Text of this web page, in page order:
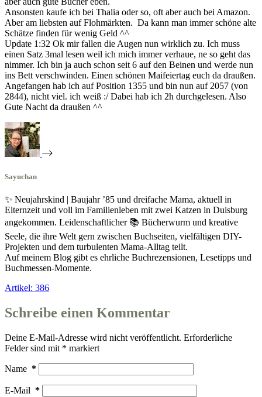
Ansonsten kaufe ich bei Thalia oder so, oft aber auch bei Amazon.
Aber am liebsten auf Flohmärkten. Da kann man immer schöne alte
Schätze finden für wenig Geld ^^
Update 1:32 Ok mir fallen die Augen nun wirklich zu. Ich muss
einen Satz 3mal lesen weil ich mich immer verhaue, ne so geht das
nimmer. Ich bin ja auch schon seit 6 auf den Beinen und werde nun
ins Bett verschwinden. Einen schönen Maifeiertag euch da draußen.
Angefangen hab ich auf Position 1355 und bin nun auf 2057 (von
2844), nicht viel. ich weiß :/ Dabei hab ich 2h durchgelesen. Also
Gute Nacht da draußen ^^
Sayuchan
✨ Neujahrskind | Baujahr ’85 und dreifache Mama, aktuell in
Elternzeit und voll im Familienleben mit zwei Katzen in Duisburg
angekommen. Leidenschaftlicher 📚 Bücherwurm und kreative
Seele, die ihre Welt gern zwischen Buchseiten, vielfältigen DIY-
Projekten und dem turbulenten Mama-Alltag teilt.
Auf meinem Blog gibt es ehrliche Buchrezensionen, Lesetipps und
Buchmessen-Momente.
Artikel: 386
Schreibe einen Kommentar
Deine E-Mail-Adresse wird nicht veröffentlicht. Erforderliche
Felder sind mit * markiert
Name *
E-Mail *